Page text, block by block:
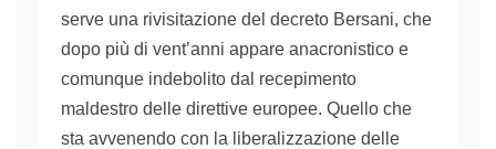
serve una rivisitazione del decreto Bersani, che
dopo più di vent’anni appare anacronistico e
comunque indebolito dal recepimento
maldestro delle direttive europee. Quello che
sta avvenendo con la liberalizzazione delle